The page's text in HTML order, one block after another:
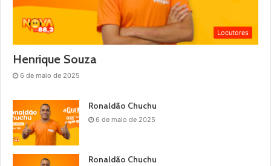
Locutores
Henrique Souza
6 de maio de 2025
Ronaldão Chuchu
6 de maio de 2025
Ronaldão Chuchu